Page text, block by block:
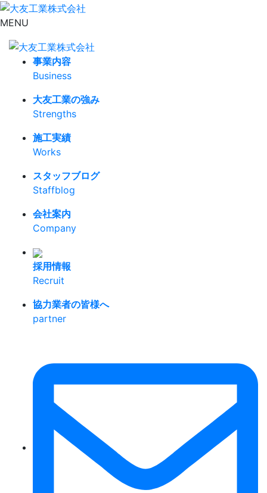
MENU
事業内容
Business
大友工業の強み
Strengths
施工実績
Works
スタッフブログ
Staffblog
会社案内
Company
採用情報
Recruit
協力業者の皆様へ
partner